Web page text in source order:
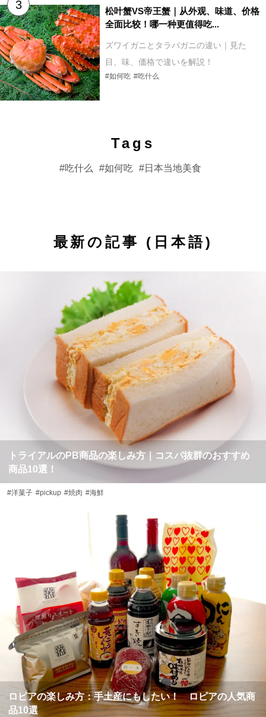
松叶蟹VS帝王蟹｜从外观、味道、价格
全面比较！哪一种更值得吃...
ズワイガニとタラバガニの違い｜見た
目、味、価格で違いを解説！
#如何吃 #吃什么
Tags
吃什么 如何吃 日本当地美食
最新の記事 (日本語)
トライアルのPB商品の楽しみ方｜コスパ抜群のおすすめ
商品10選！
#洋菓子 #pickup #焼肉 #海鮮
ロピアの楽しみ方：手土産にもしたい！ ロピアの人気商
品10選